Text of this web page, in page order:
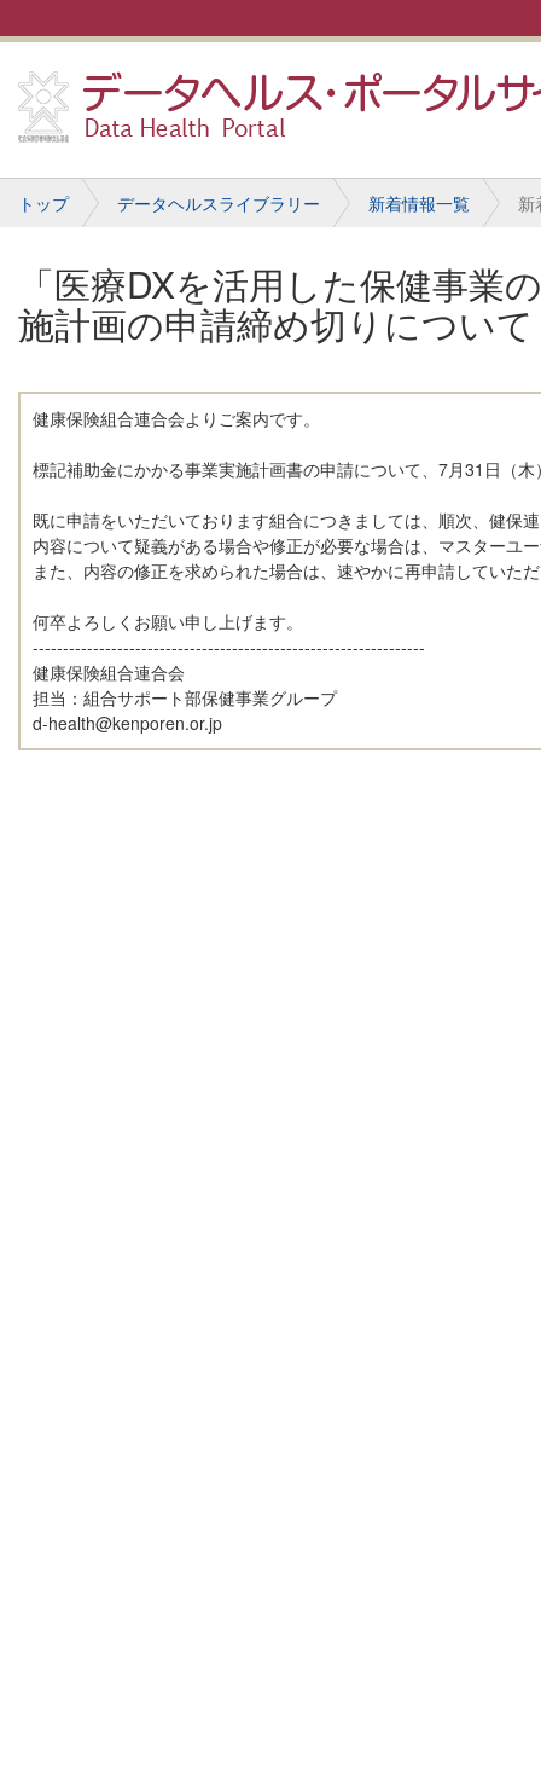
トップ データヘルスライブラリー 新着情報一覧 新
「医療DXを活用した保健事
施計画の申請締め切りについて
健康保険組合連合会よりご案内です。
標記補助金にかかる事業実施計画書の申請について、7月31日（
既に申請をいただいております組合につきましては、順次、健保
内容について疑義がある場合や修正が必要な場合は、マスター
また、内容の修正を求められた場合は、速やかに再申請していた
何卒よろしくお願い申し上げます。
-----------------------------------------------------------------
健康保険組合連合会
担当：組合サポート部保健事業グループ
d-health@kenporen.or.jp